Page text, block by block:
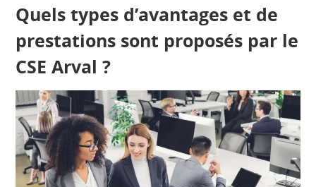
Quels types d’avantages et de
prestations sont proposés par le
CSE Arval ?